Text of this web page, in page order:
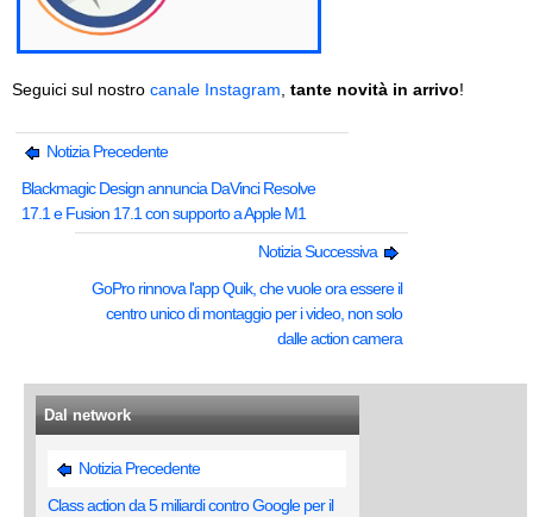
Seguici sul nostro canale Instagram, tante novità in arrivo!
Notizia Precedente
Blackmagic Design annuncia DaVinci Resolve
17.1 e Fusion 17.1 con supporto a Apple M1
Notizia Successiva
GoPro rinnova l'app Quik, che vuole ora essere il
centro unico di montaggio per i video, non solo
dalle action camera
Dal network
Notizia Precedente
Class action da 5 miliardi contro Google per il